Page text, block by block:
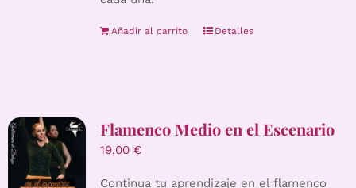
Añadir al carrito Detalles
Flamenco Medio en el Escenario
19,00 €
Continua tu aprendizaje en el flamenco